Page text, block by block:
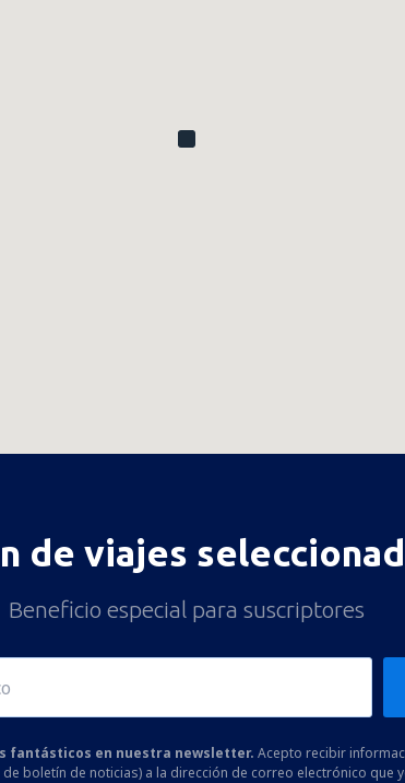
de viajes
Beneficio especial para suscriptores
fantásticos en nuestra newsletter. Acepto recibir
de boletín de noticias) a la dirección de correo electrónico que